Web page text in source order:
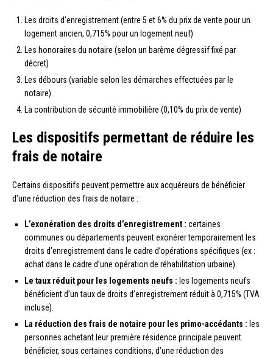
Les droits d’enregistrement (entre 5 et 6% du prix de vente pour un
logement ancien, 0,715% pour un logement neuf)
Les honoraires du notaire (selon un barème dégressif fixé par
décret)
Les débours (variable selon les démarches effectuées par le
notaire)
La contribution de sécurité immobilière (0,10% du prix de vente)
Les dispositifs permettant de réduire les
frais de notaire
Certains dispositifs peuvent permettre aux acquéreurs de bénéficier
d’une réduction des frais de notaire :
L’exonération des droits d’enregistrement : certaines
communes ou départements peuvent exonérer temporairement les
droits d’enregistrement dans le cadre d’opérations spécifiques (ex :
achat dans le cadre d’une opération de réhabilitation urbaine).
Le taux réduit pour les logements neufs : les logements neufs
bénéficient d’un taux de droits d’enregistrement réduit à 0,715% (TVA
incluse).
La réduction des frais de notaire pour les primo-accédants : les
personnes achetant leur première résidence principale peuvent
bénéficier, sous certaines conditions, d’une réduction des